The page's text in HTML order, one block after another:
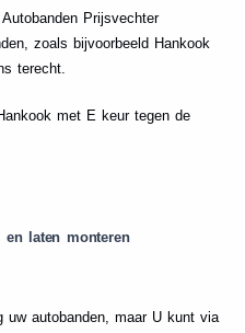
Prijsvechter
zoals bijvoorbeeld Hankook
terecht.
met E keur tegen de
en laten monteren
uw autobanden, maar U kunt via